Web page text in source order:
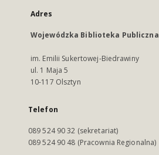
Adres
Wojewódzka Biblioteka Publiczna
im. Emilii Sukertowej-Biedrawiny
ul. 1 Maja 5
10-117 Olsztyn
Telefon
089 524 90 32 (sekretariat)
089 524 90 48 (Pracownia Regionalna)